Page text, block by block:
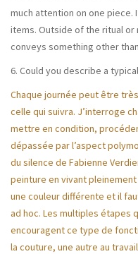
much attention on one piece.
items. Outside of the ritual
conveys something other
6. Could you describe a
Chaque journée peut être
celle qui suivra. J’interroge
mettre en condition,
dépassée par l’aspect
du silence de Fabienne
peinture en vivant pleinement
une couleur différente et il
ad hoc. Les multiples étapes
encouragent ce type de
la couture, une autre au